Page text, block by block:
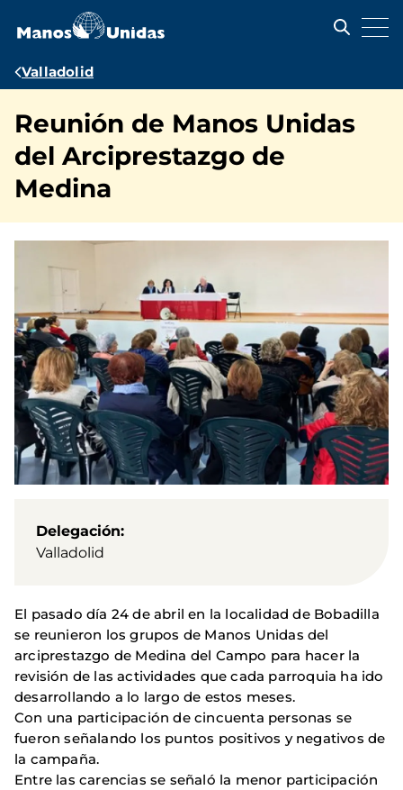
contenido
Ruta
navegación
Valladolid
Reunión de Manos Unidas
del Arciprestazgo de
Medina
Delegación
Valladolid
El pasado día 24 de abril en la localidad de Bobadilla
se reunieron los grupos de Manos Unidas del
arciprestazgo de Medina del Campo para hacer la
revisión de las actividades que cada parroquia ha ido
desarrollando a lo largo de estos meses.
Con una participación de cincuenta personas se
fueron señalando los puntos positivos y negativos de
la campaña.
Entre las carencias se señaló la menor participación